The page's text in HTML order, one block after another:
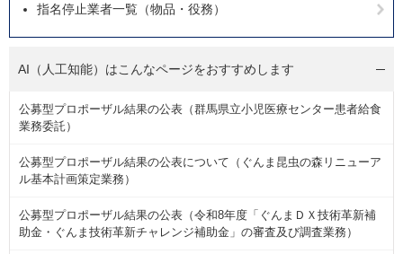
指名停止業者一覧（物品・役務）
AI（人工知能）はこんなページをおすすめします
公募型プロポーザル結果の公表（群馬県立小児医療センター患者給食
業務委託）
公募型プロポーザル結果の公表について（ぐんま昆虫の森リニューア
ル基本計画策定業務）
公募型プロポーザル結果の公表（令和8年度「ぐんまＤＸ技術革新補
助金・ぐんま技術革新チャレンジ補助金」の審査及び調査業務）